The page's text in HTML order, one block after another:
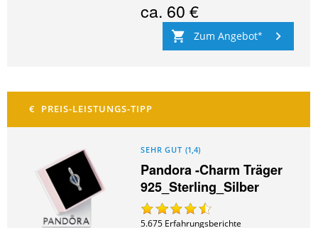
ca. 60 €
Zum Angebot
SEHR GUT (1,4)
Pandora -Charm Träger
925_Sterling_Silber
5.675 Erfahrungsberichte